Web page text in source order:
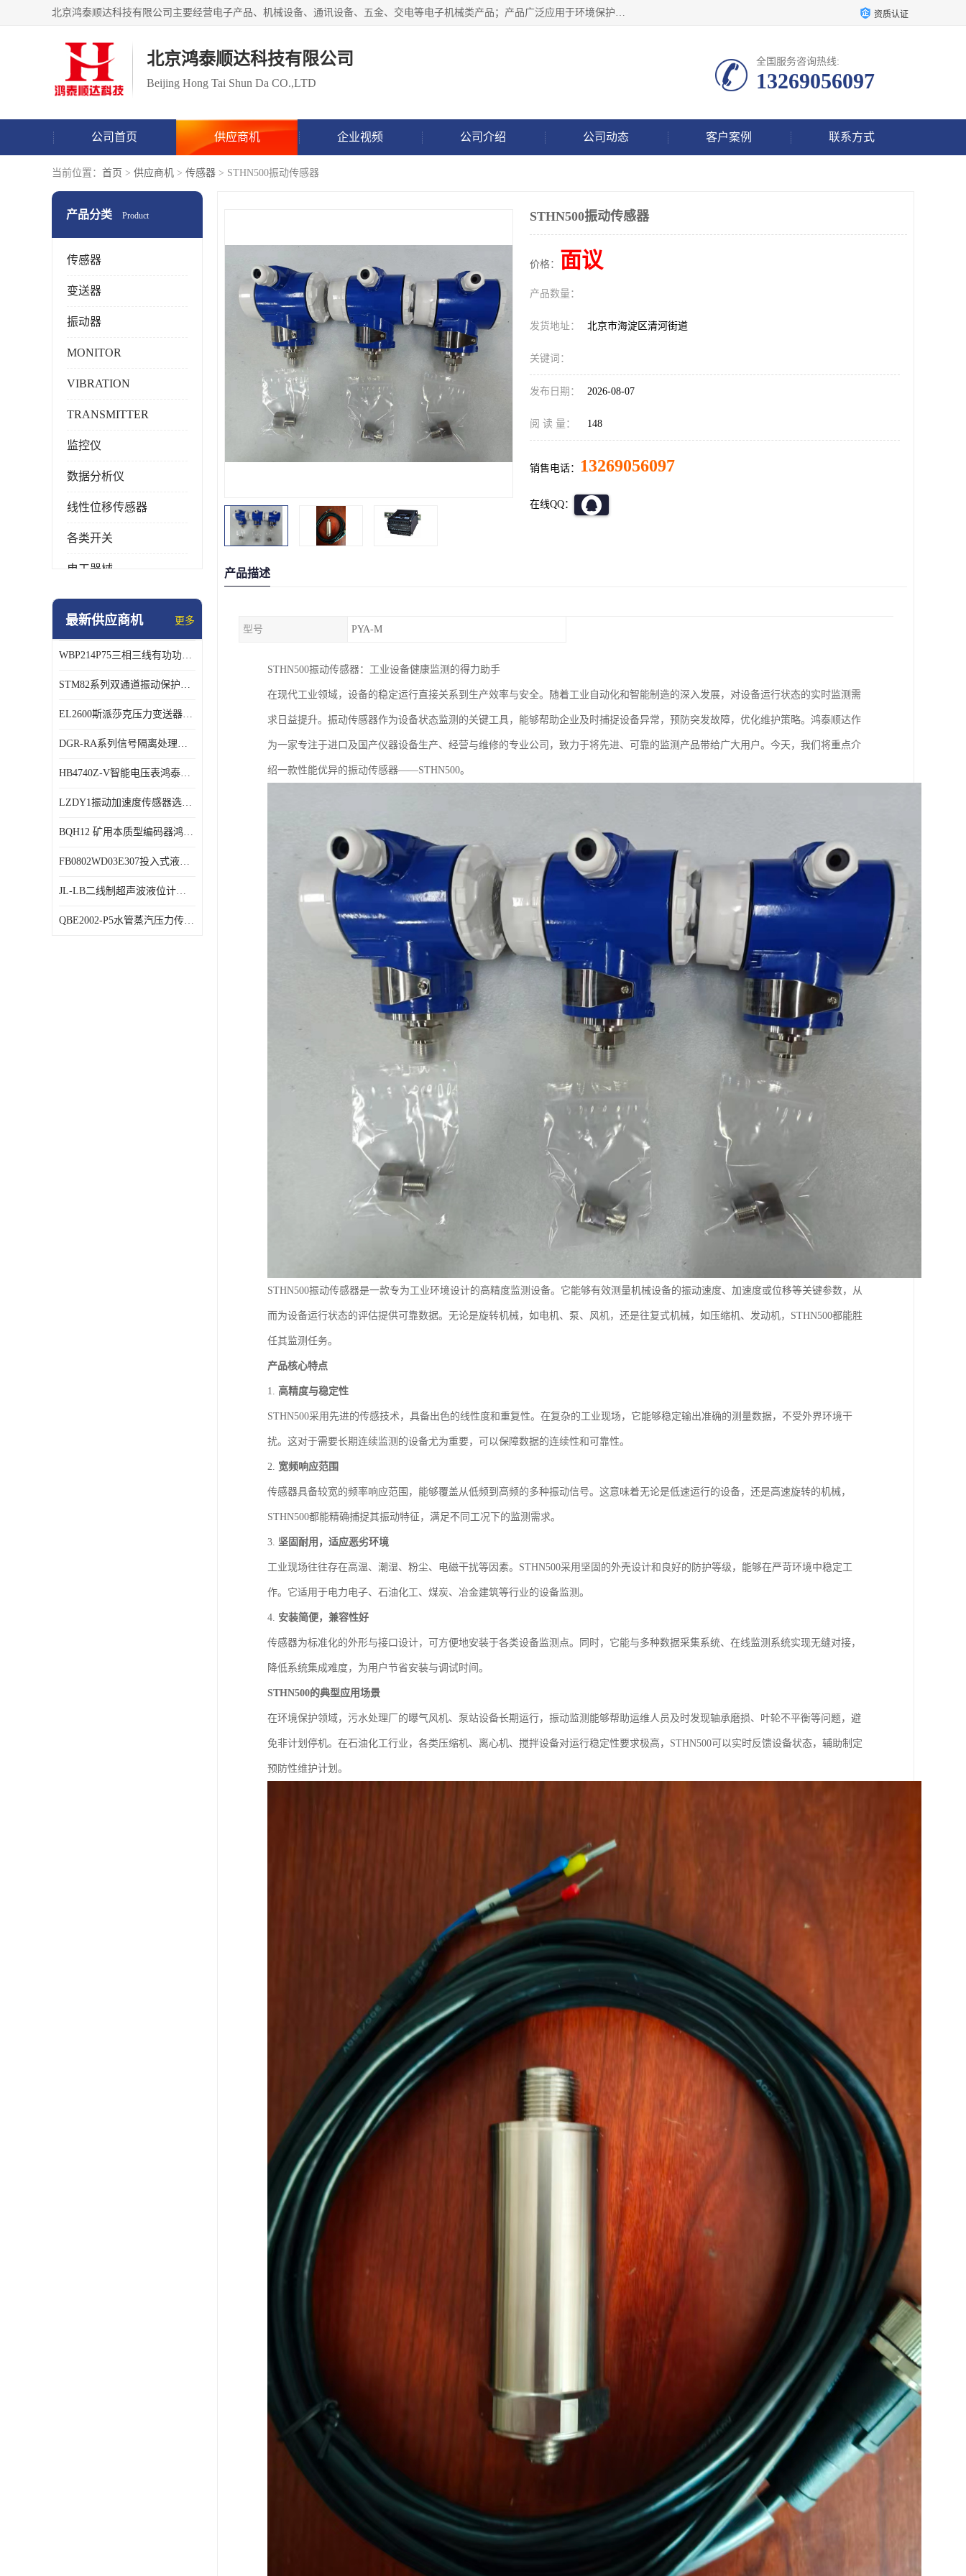
北京鸿泰顺达科技有限公司主要经营电子产品、机械设备、通讯设备、五金、交电等电子机械类产品；产品广泛应用于环境保护、石油化工、电力电子、冶金建筑、煤炭、农业、卫生防疫、教育科研等行业。并成功的与各地环境监测站、污水处理厂、卷烟厂、电厂、高校、科学院所、卫生防疫部门、煤矿、石化厂等用户建立了密切的合作关系。 资质认证
北京鸿泰顺达科技有限公司
Beijing Hong Tai Shun Da CO.,LTD
全国服务咨询热线:
13269056097
公司首页 供应商机 企业视频 公司介绍 公司动态 客户案例 联系方式
当前位置： 首页 > 供应商机 > 传感器 > STHN500振动传感器
产品分类 Product
传感器
变送器
振动器
MONITOR
VIBRATION
TRANSMITTER
监控仪
数据分析仪
线性位移传感器
各类开关
电工器械
模块化产品
特殊用处传感器
特殊用途变送器
最新供应商机 更多
WBP214P75三相三线有功功率传感器鸿泰顺达产品稳定性好
STM82系列双通道振动保护表鸿泰产品技术规格
EL2600斯派莎克压力变送器技术规格
DGR-RA系列信号隔离处理器鸿泰产品技术规格
HB4740Z-V智能电压表鸿泰产品外形美观大方
LZDY1振动加速度传感器选型资料
BQH12 矿用本质型编码器鸿泰产品实物展示
FB0802WD03E307投入式液位计鸿泰产品选型参数
JL-LB二线制超声波液位计鸿泰产品外形美观大方
QBE2002-P5水管蒸汽压力传感器西门子产品技术规格
STHN500振动传感器
价格： 面议
产品数量：
发货地址： 北京市海淀区清河街道
关键词：
发布日期： 2026-08-07
阅 读 量： 148
销售电话： 13269056097
在线QQ：
产品描述
型号 PYA-M
STHN500振动传感器：工业设备健康监测的得力助手
在现代工业领域，设备的稳定运行直接关系到生产效率与安全。随着工业自动化和智能制造的深入发展，对设备运行状态的实时监测需
求日益提升。振动传感器作为设备状态监测的关键工具，能够帮助企业及时捕捉设备异常，预防突发故障，优化维护策略。鸿泰顺达作
为一家专注于进口及国产仪器设备生产、经营与维修的专业公司，致力于将先进、可靠的监测产品带给广大用户。今天，我们将重点介
绍一款性能优异的振动传感器——STHN500。
STHN500振动传感器是一款专为工业环境设计的高精度监测设备。它能够有效测量机械设备的振动速度、加速度或位移等关键参数，从
而为设备运行状态的评估提供可靠数据。无论是旋转机械，如电机、泵、风机，还是往复式机械，如压缩机、发动机，STHN500都能胜
任其监测任务。
产品核心特点
1. 高精度与稳定性
STHN500采用先进的传感技术，具备出色的线性度和重复性。在复杂的工业现场，它能够稳定输出准确的测量数据，不受外界环境干
扰。这对于需要长期连续监测的设备尤为重要，可以保障数据的连续性和可靠性。
2. 宽频响应范围
传感器具备较宽的频率响应范围，能够覆盖从低频到高频的多种振动信号。这意味着无论是低速运行的设备，还是高速旋转的机械，
STHN500都能精确捕捉其振动特征，满足不同工况下的监测需求。
3. 坚固耐用，适应恶劣环境
工业现场往往存在高温、潮湿、粉尘、电磁干扰等因素。STHN500采用坚固的外壳设计和良好的防护等级，能够在严苛环境中稳定工
作。它适用于电力电子、石油化工、煤炭、冶金建筑等行业的设备监测。
4. 安装简便，兼容性好
传感器为标准化的外形与接口设计，可方便地安装于各类设备监测点。同时，它能与多种数据采集系统、在线监测系统实现无缝对接，
降低系统集成难度，为用户节省安装与调试时间。
STHN500的典型应用场景
在环境保护领域，污水处理厂的曝气风机、泵站设备长期运行，振动监测能够帮助运维人员及时发现轴承磨损、叶轮不平衡等问题，避
免非计划停机。在石油化工行业，各类压缩机、离心机、搅拌设备对运行稳定性要求极高，STHN500可以实时反馈设备状态，辅助制定
预防性维护计划。